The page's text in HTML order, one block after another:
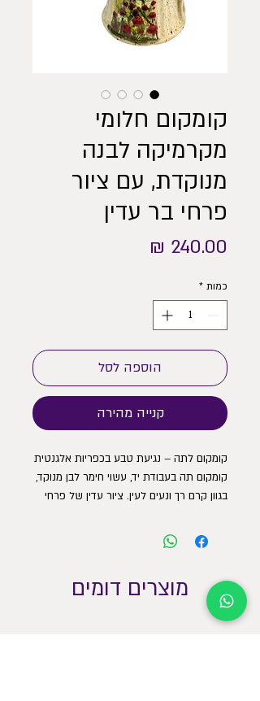
קומקום חלומי
מקרמיקה לבנה
מנוקדת, עם ציור
פרחי בר עדין
כמות *
הוספה לסל
קנייה מהירה
קומקום לתה – נגיעת טבע בכפריות אלגנטית
קומקום תה בעבודת יד, עשוי חימר לבן מנוקד,
בגוון קרם רך ונעים לעין. ציור עדין של פרחי
נקטפו הרגע משדה פתוח. בעיצוב כפרי חמים
ובמגע אישי, הקומקום מושלם לרגעים של
שילוב בין שימושיות לאסתטיקה – תה
שמתבשל באהבה.
גובה 15 ס״מ
מוצרים דומים